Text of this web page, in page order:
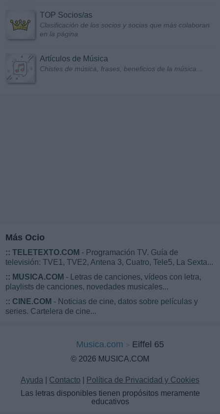
TOP Socios/as
Clasificación de los socios y socias que más colaboran
en la página
Artículos de Música
Chistes de música, frases, beneficios de la música...
Más Ocio
:: TELETEXTO.COM - Programación TV. Guía de
televisión: TVE1, TVE2, Antena 3, Cuatro, Tele5, La Sexta...
:: MUSICA.COM - Letras de canciones, vídeos con letra,
playlists de canciones, novedades musicales...
:: CINE.COM - Noticias de cine, datos sobre películas y
series. Cartelera de cine...
Musica.com Eiffel 65
© 2026 MUSICA.COM
Ayuda Contacto
Política de Privacidad y Cookies
Las letras disponibles tienen propósitos meramente
educativos